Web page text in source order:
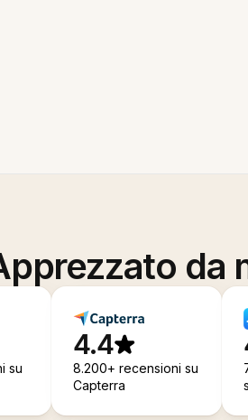
da
su
4.4
8.200+ recensioni su
Capterra